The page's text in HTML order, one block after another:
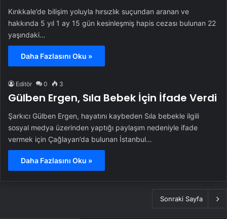
Kırıkkale’de bilişim yoluyla hırsızlık suçundan aranan ve
hakkında 5 yıl 1 ay 15 gün kesinleşmiş hapis cezası bulunan 22
yaşındaki…
Daha Fazlasını Oku »
Editör 0 3
Gülben Ergen, Sıla Bebek İçin İfade Verdi
Şarkıcı Gülben Ergen, hayatını kaybeden Sıla bebekle ilgili
sosyal medya üzerinden yaptığı paylaşım nedeniyle ifade
vermek için Çağlayan’da bulunan İstanbul…
Daha Fazlasını Oku »
Sonraki Sayfa